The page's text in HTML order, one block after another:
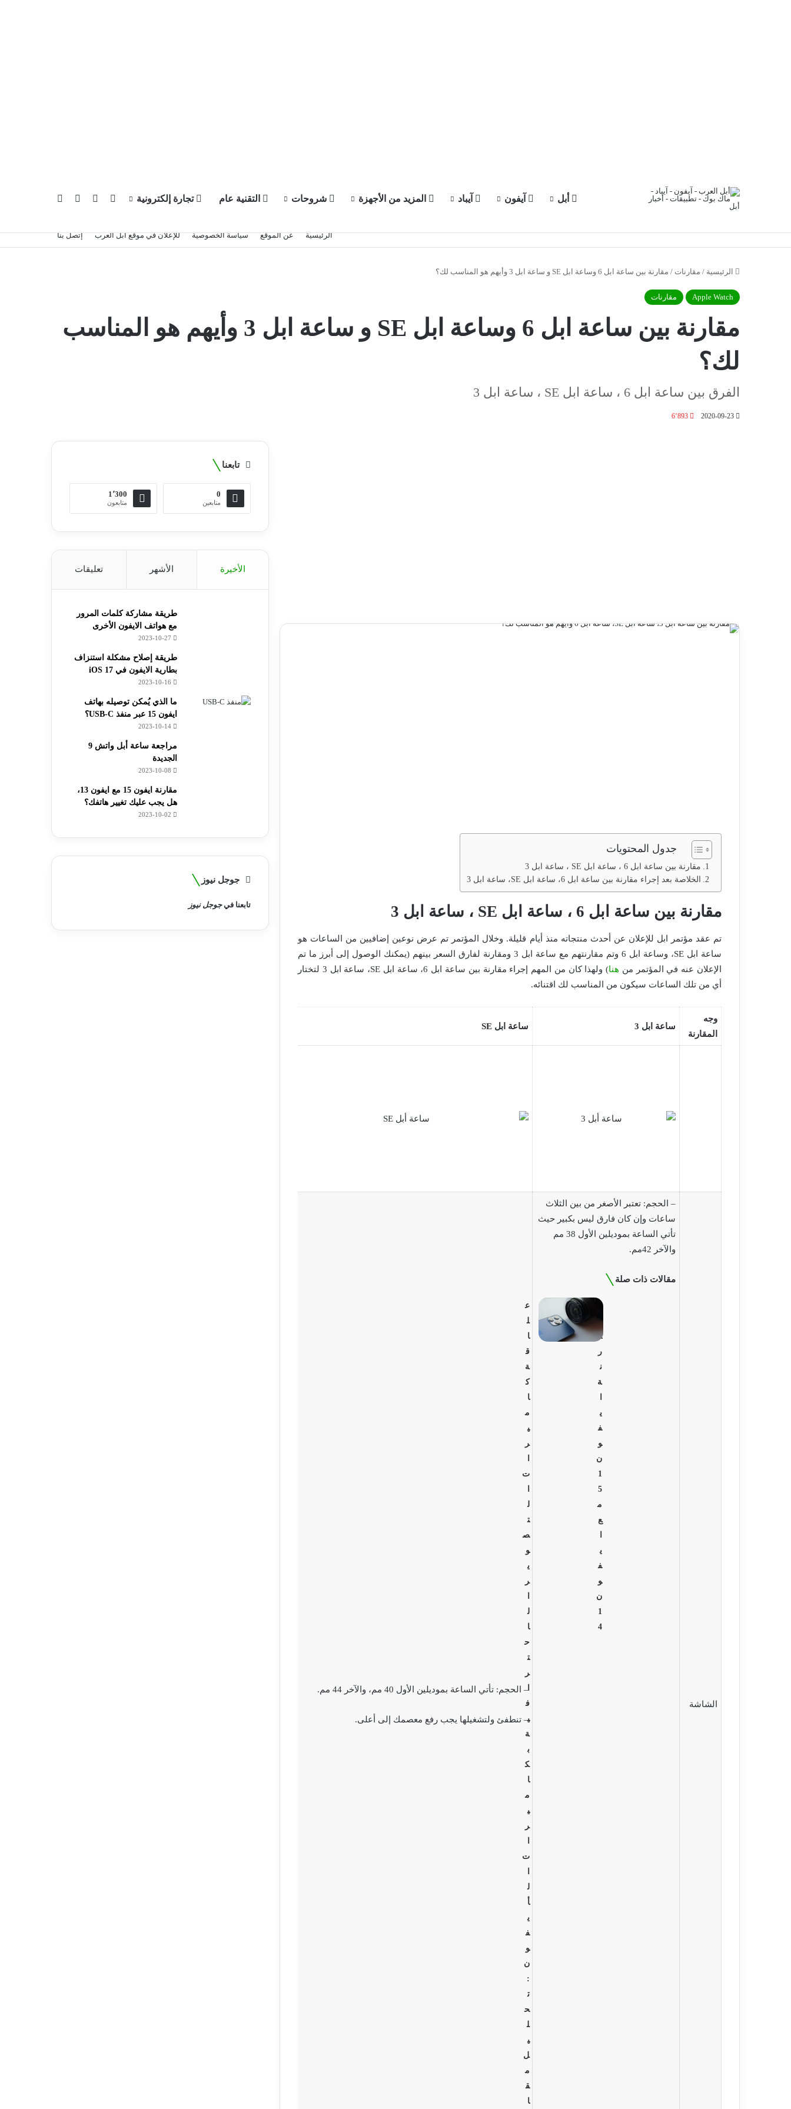
أبل آيفون آيباد المزيد من الأجهزة شروحات التقنية عام تجارة إلكترونية يوتيوبانستقرام
الرئيسية عن الموقع سياسة الخصوصية للإعلان في موقع آبل العرب إتصل بنا
الرئيسية / مقارنات / مقارنة بين ساعة ابل 6 وساعة ابل SE و ساعة ابل 3 وأيهم هو المناسب لك؟
Apple Watch مقارنات
مقارنة بين ساعة ابل 6 وساعة ابل SE و ساعة ابل 3 وأيهم هو المناسب
لك؟
الفرق بين ساعة ابل 6 ، ساعة ابل SE ، ساعة ابل 3
2020-09-23 6٬893
جدول المحتويات
مقارنة بين ساعة ابل 6 ، ساعة ابل SE ، ساعة ابل 3
الخلاصة بعد إجراء مقارنة بين ساعة ابل 6، ساعة ابل SE، ساعة ابل 3
مقارنة بين ساعة ابل 6 ، ساعة ابل SE ، ساعة ابل 3
تم عقد مؤتمر ابل للإعلان عن أحدث منتجاته منذ أيام قليلة. وخلال المؤتمر تم عرض نوعين إضافيين من الساعات هو
ساعة ابل SE، وساعة ابل 6 وتم مقارنتهم مع ساعة ابل 3 ومقارنة لفارق السعر بينهم (يمكنك الوصول إلى أبرز ما تم
الإعلان عنه في المؤتمر من هنا
) ولهذا كان من المهم إجراء مقارنة بين ساعة ابل 6، ساعة ابل SE، ساعة ابل 3 لتختار
أي من تلك الساعات سيكون من المناسب لك اقتنائه.
وجه
المقارنة
ساعة ابل 3 ساعة ابل SE
الشاشة
– الحجم: تعتبر الأصغر من بين الثلاث
ساعات وإن كان فارق ليس بكبير حيث
تأتي الساعة بموديلين الأول 38 مم
والآخر 42مم.
مقالات ذات صلة
م
ق
ا
ر
ن
ة
ي
ف
و
ن
1
5
م
ع
ي
ف
و
ن
1
4
ع
ل
ا
ق
ة
ك
ا
م
ي
ر
ت
ل
ت
ص
و
ي
ر
ل
ا
ح
ت
ر
ف
ي
ة
ب
ك
ا
م
ي
ر
ت
ل
أ
ي
ف
و
ن
:
ت
ح
ل
ي
ل
م
ق
ا
– الحجم: تأتي الساعة بموديلين الأول 40 مم، والآخر 44 مم.
– تنطفئ ولتشغيلها يجب رفع معصمك إلى أعلى.
تابعنا
0
متابعين
1٬300
متابعون
الأخيرة الأشهر تعليقات
طريقة مشاركة كلمات المرور
مع هواتف الايفون الأخرى
2023-10-27
طريقة إصلاح مشكلة استنزاف
بطارية الايفون في iOS 17
2023-10-16
ما الذي يُمكن توصيله بهاتف
ايفون 15 عبر منفذ USB-C؟
2023-10-14
مراجعة ساعة أبل واتش 9
الجديدة
2023-10-08
مقارنة ايفون 15 مع ايفون 13،
هل يجب عليك تغيير هاتفك؟
2023-10-02
جوجل نيوز
تابعنا فيجوجل نيوز